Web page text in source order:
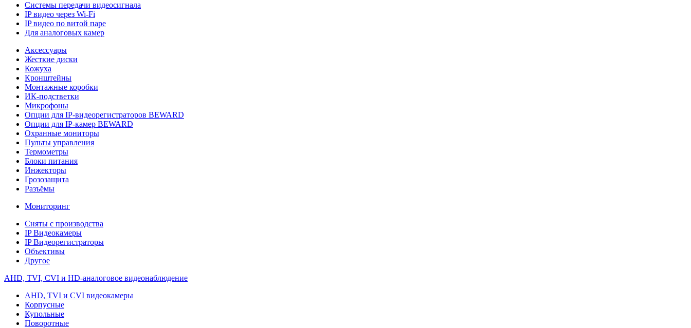
Системы передачи видеосигнала
IP видео через Wi-Fi
IP видео по витой паре
Для аналоговых камер
Аксессуары
Жесткие диски
Кожуха
Кронштейны
Монтажные коробки
ИК-подстветки
Микрофоны
Опции для IP-видеорегистраторов BEWARD
Опции для IP-камер BEWARD
Охранные мониторы
Пульты управления
Термометры
Блоки питания
Инжекторы
Грозозащита
Разъёмы
Мониторинг
Сняты с производства
IP Видеокамеры
IP Видеорегистраторы
Объективы
Другое
AHD, TVI, CVI и HD-аналоговое видеонаблюдение
AHD, TVI и CVI видеокамеры
Корпусные
Купольные
Поворотные